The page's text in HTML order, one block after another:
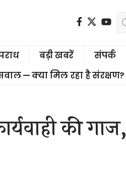
बड़ी खबरें
संपर्क
— क्या मिल रहा है संरक्षण?
की गाज,